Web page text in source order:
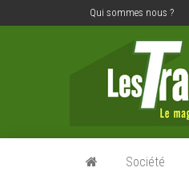
Qui sommes nous ?
Société